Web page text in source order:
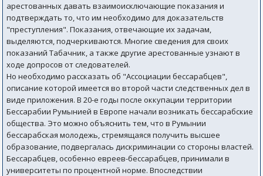
арестованных давать взаимоисключающие показания и
подтверждать то, что им необходимо для доказательств
"преступления". Показания, отвечающие их задачам,
выделяются, подчеркиваются. Многие сведения для своих
показаний Табачник, а также другие арестованные узнают в
ходе допросов от следователей.
Но необходимо рассказать об "Ассоциации бессарабцев",
описание которой имеется во второй части следственных дел в
виде приложения. В 20-е годы после оккупации территории
Бессарабии Румынией в Европе начали возникать бессарабские
общества. Это можно объяснить тем, что в Румынии
бессарабская молодежь, стремящаяся получить высшее
образование, подвергалась дискриминации со стороны властей.
Бессарабцев, особенно евреев-бессарабцев, принимали в
университеты по процентной норме. Впоследствии